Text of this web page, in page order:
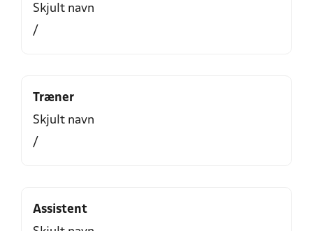
Skjult navn
/
Træner
Skjult navn
/
Assistent